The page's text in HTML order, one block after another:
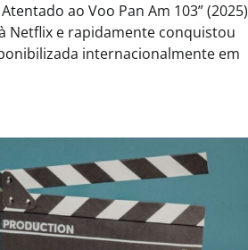
ao Voo Pan Am 103” (2025)
Netflix e rapidamente conquistou
internacionalmente em